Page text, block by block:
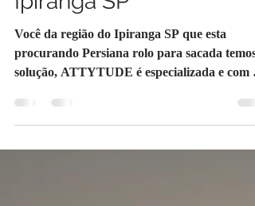
Cortinas com controle
Ipiranga SP
Você da região do Ipiranga SP que esta
procurando Persiana rolo para sacada temos